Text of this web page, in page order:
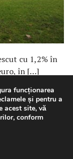
cu 1,2% în
în […]
funcționarea
și pentru a
acest site, vă
conform